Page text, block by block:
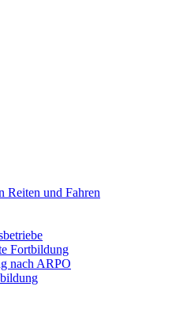
Reiten und Fahren
Fortbildung
nach ARPO